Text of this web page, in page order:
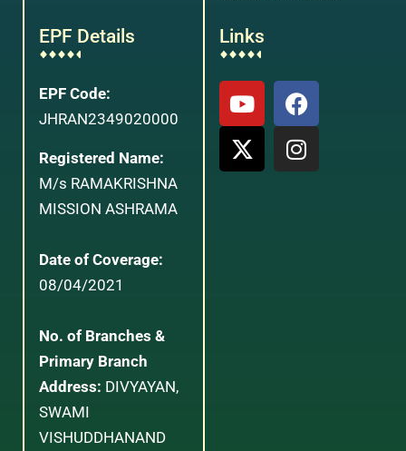
EPF Details
EPF Code:
JHRAN2349020000
Registered Name:
M/s RAMAKRISHNA
MISSION ASHRAMA
Date of Coverage:
08/04/2021
No. of Branches &
Primary Branch
Address: DIVYAYAN,
SWAMI
VISHUDDHANAND
Links